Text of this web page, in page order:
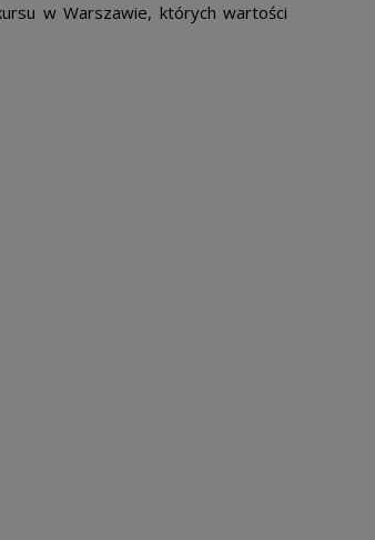
w Warszawie, których wartości